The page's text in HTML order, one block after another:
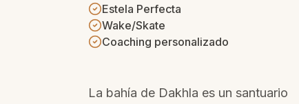
Estela Perfecta
Wake/Skate
Coaching personalizado
La bahía de Dakhla es un santuario